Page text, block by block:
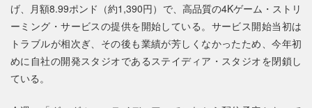
げ、月額8.99ポンド（約1,390円）で、高品質の4Kゲーム・ストリ
ーミング・サービスの提供を開始している。サービス開始当初は
トラブルが相次ぎ、その後も業績が芳しくなかったため、今年初
めに自社の開発スタジオであるステイディア・スタジオを閉鎖し
ている。